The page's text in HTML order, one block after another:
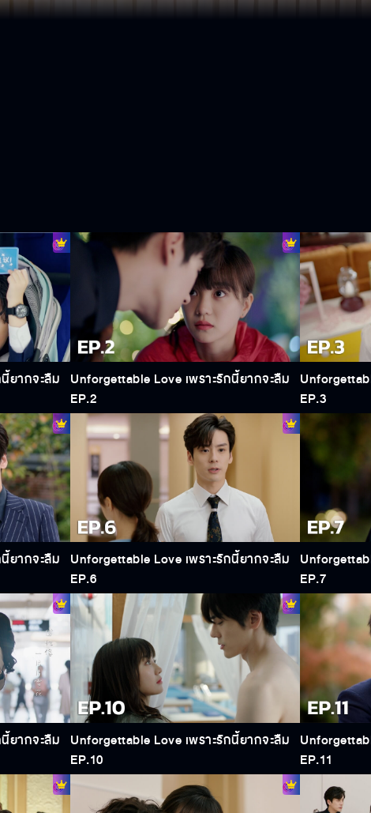
ยากจะลืม Unforgettable Love เพราะรักนี้ยากจะลืม
EP.2
EP.3
ยากจะลืม Unforgettable Love เพราะรักนี้ยากจะลืม
EP.6
EP.7
ยากจะลืม Unforgettable Love เพราะรักนี้ยากจะลืม
EP.10
EP.11